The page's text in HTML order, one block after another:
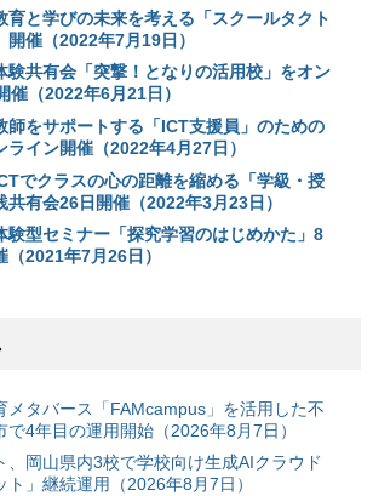
育と学びの未来を考える「スクールタクト
催（2022年7月19日）
験共有会「突撃！となりの活用校」をオン
催（2022年6月21日）
師をサポートする「ICT支援員」のための
イン開催（2022年4月27日）
でクラスの心の距離を縮める「学級・授
共有会26日開催（2022年3月23日）
験型セミナー「探究学習のはじめかた」8
（2021年7月26日）
メタバース「FAMcampus」を活用した不
4年目の運用開始（2026年8月7日）
、岡山県内3校で学校向け生成AIクラウド
ト」継続運用（2026年8月7日）